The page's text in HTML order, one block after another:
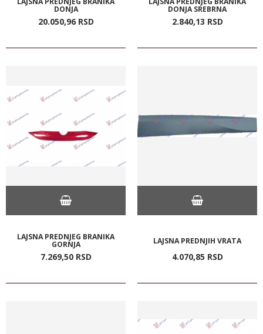
DONJA
20.050,96 RSD
DONJA SREBRNA
2.840,13 RSD
LAJSNA PREDNJEG BRANIKA
GORNJA
7.269,50 RSD
LAJSNA PREDNJIH VRATA
4.070,85 RSD